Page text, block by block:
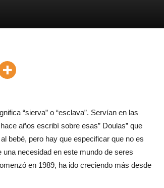
“sierva” o “esclava”. Servían en las
años escribí sobre esas” Doulas” que
bebé, pero hay que especificar que no es
necesidad en este mundo de seres
en 1989, ha ido creciendo más desde